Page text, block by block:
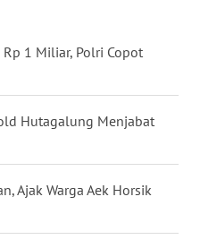
1 Miliar, Polri Copot
Hutagalung Menjabat
Ajak Warga Aek Horsik